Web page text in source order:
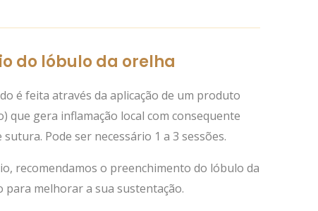
do lóbulo da orelha
é feita através da aplicação de um produto
que gera inflamação local com consequente
Pode ser necessário 1 a 3 sessões.
recomendamos o preenchimento do lóbulo da
melhorar a sua sustentação.